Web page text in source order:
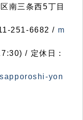
南三条西5丁目
251-6682 / m
/ 定休日：
yon